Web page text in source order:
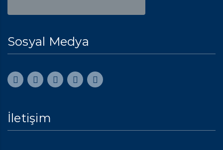
Sosyal Medya
İletişim